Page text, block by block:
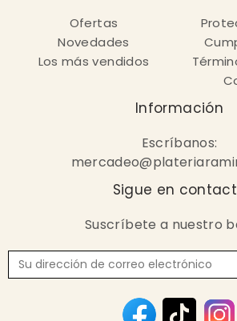
Ofertas
Novedades
Los más vendidos
Información
Escríbanos:
Sigue en
Suscríbete a nuestro